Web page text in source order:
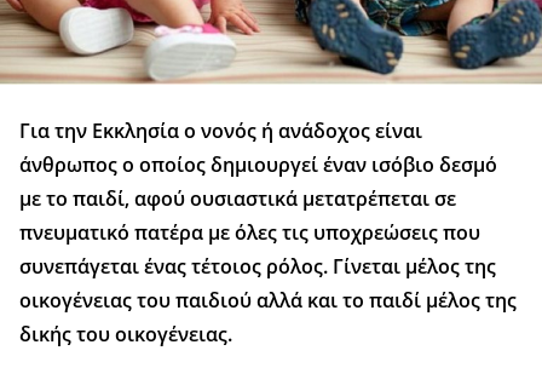
Για την Εκκλησία ο νονός ή ανάδοχος είναι
άνθρωπος ο οποίος δημιουργεί έναν ισόβιο δεσμό
με το παιδί, αφού ουσιαστικά μετατρέπεται σε
πνευματικό πατέρα με όλες τις υποχρεώσεις που
συνεπάγεται ένας τέτοιος ρόλος. Γίνεται μέλος της
οικογένειας του παιδιού αλλά και το παιδί μέλος της
δικής του οικογένειας.